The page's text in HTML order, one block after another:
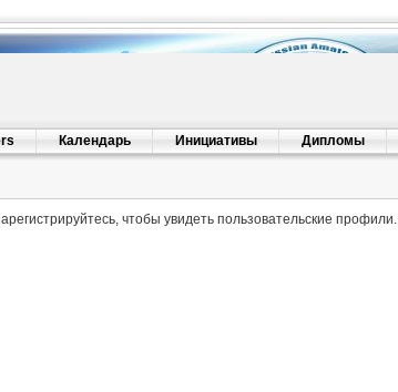
Календарь Инициативы Дипломы
чтобы увидеть пользовательские профили.